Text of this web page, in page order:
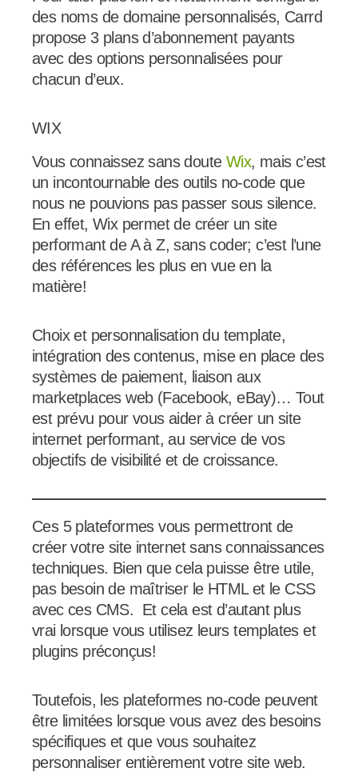
des noms de domaine personnalisés, Carrd
propose 3 plans d’abonnement payants
avec des options personnalisées pour
chacun d’eux.
WIX
Vous connaissez sans doute Wix, mais c’est
un incontournable des outils no-code que
nous ne pouvions pas passer sous silence.
En effet, Wix permet de créer un site
performant de A à Z, sans coder; c’est l’une
des références les plus en vue en la
matière!
Choix et personnalisation du template,
intégration des contenus, mise en place des
systèmes de paiement, liaison aux
marketplaces web (Facebook, eBay)… Tout
est prévu pour vous aider à créer un site
internet performant, au service de vos
objectifs de visibilité et de croissance.
Ces 5 plateformes vous permettront de
créer votre site internet sans connaissances
techniques. Bien que cela puisse être utile,
pas besoin de maîtriser le HTML et le CSS
avec ces CMS. Et cela est d’autant plus
vrai lorsque vous utilisez leurs templates et
plugins préconçus!
Toutefois, les plateformes no-code peuvent
être limitées lorsque vous avez des besoins
spécifiques et que vous souhaitez
personnaliser entièrement votre site web.